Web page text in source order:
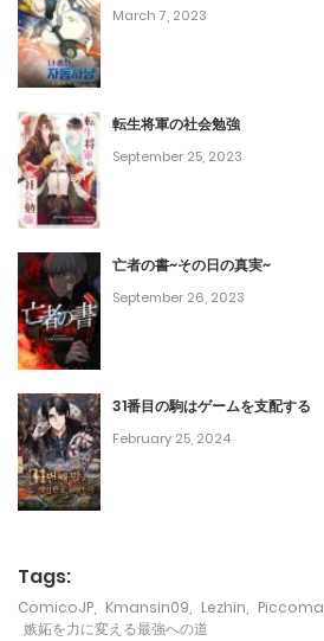
December 29, 2024
第129話
December 29, 2024
第128話
November 30, 2024
第127話
November 30, 2024
第126話
November 21, 2024
第125話
November 21, 2024
November 21, 2024
March 7, 2023
転生将軍の社会勉強
September 25, 2023
亡者の書~その日の真実~
September 26, 2023
31番目の駒はゲームを支配する
February 25, 2024
Tags:
ComicoJP Kmansin09 Lezhin Piccoma
嫉妬を力に変える最強への道